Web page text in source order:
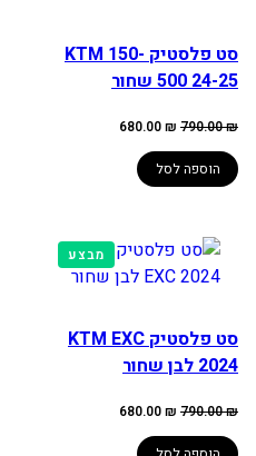
סט פלסטיק KTM 150-
500 24-25 שחור
790.00₪ המחיר
היה:
790.00 ₪.
680.00₪
הוספה לסל
מבצעמוצרים
במבצע
סט פלסטיק KTM EXC
2024 לבן שחור
790.00₪ המחיר
היה:
790.00 ₪.
680.00₪